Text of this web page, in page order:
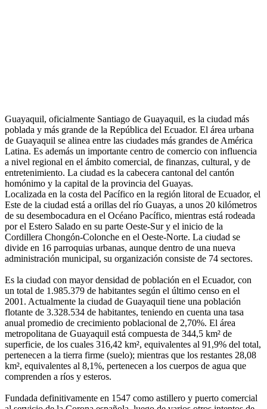
Guayaquil, oficialmente Santiago de Guayaquil, es la ciudad más
poblada y más grande de la República del Ecuador. El área urbana
de Guayaquil se alinea entre las ciudades más grandes de América
Latina. Es además un importante centro de comercio con influencia
a nivel regional en el ámbito comercial, de finanzas, cultural, y de
entretenimiento. La ciudad es la cabecera cantonal del cantón
homónimo y la capital de la provincia del Guayas.
Localizada en la costa del Pacífico en la región litoral de Ecuador, el
Este de la ciudad está a orillas del río Guayas, a unos 20 kilómetros
de su desembocadura en el Océano Pacífico, mientras está rodeada
por el Estero Salado en su parte Oeste-Sur y el inicio de la
Cordillera Chongón-Colonche en el Oeste-Norte. La ciudad se
divide en 16 parroquias urbanas, aunque dentro de una nueva
administración municipal, su organización consiste de 74 sectores.
Es la ciudad con mayor densidad de población en el Ecuador, con
un total de 1.985.379 de habitantes según el último censo en el
2001. Actualmente la ciudad de Guayaquil tiene una población
flotante de 3.328.534 de habitantes, teniendo en cuenta una tasa
anual promedio de crecimiento poblacional de 2,70%. El área
metropolitana de Guayaquil está compuesta de 344,5 km² de
superficie, de los cuales 316,42 km², equivalentes al 91,9% del total,
pertenecen a la tierra firme (suelo); mientras que los restantes 28,08
km², equivalentes al 8,1%, pertenecen a los cuerpos de agua que
comprenden a ríos y esteros.
Fundada definitivamente en 1547 como astillero y puerto comercial